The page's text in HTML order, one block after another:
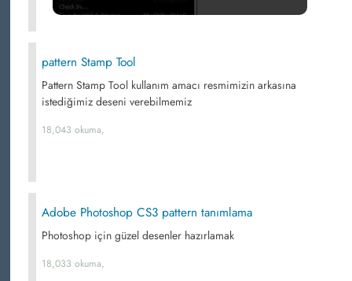
pattern Stamp Tool
Pattern Stamp Tool kullanım amacı resmimizin arkasına
istediğimiz deseni verebilmemiz
18,043 okuma,
Adobe Photoshop CS3 pattern tanımlama
Photoshop için güzel desenler hazırlamak
18,033 okuma,